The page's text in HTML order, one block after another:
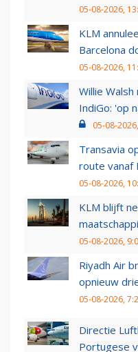
05-08-2026,
KLM
Barcelona
05-08-2026,
Willie
IndiGo: 'op
05-08-
Transavia
route vanaf
05-08-2026,
KLM blijft
05-08-2026,
Riyadh Air
opnieuw
05-08-2026,
Directie
Portugese